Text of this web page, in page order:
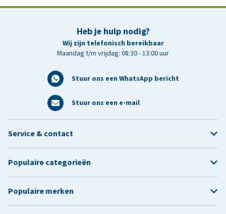
Heb je hulp nodig?
Wij zijn telefonisch bereikbaar
Maandag t/m vrijdag: 08:30 - 13:00 uur
Stuur ons een WhatsApp bericht
Stuur ons een e-mail
Service & contact
Populaire categorieën
Populaire merken